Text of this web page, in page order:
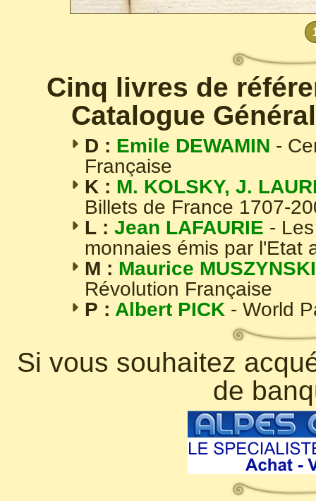
Cinq livres de
Catalogue
D : Emile DEWAMIN -
Française
K : M. KOLSKY, J.
Billets de France 1707-
L : Jean LAFAURIE -
monnaies émis par l'Etat
M : Maurice MUSZYNSKI
Révolution Française
P : Albert PICK - World
Si vous souhaitez
de